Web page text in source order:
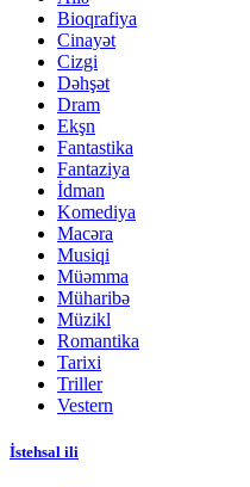
Bioqrafiya
Cinayət
Cizgi
Dəhşət
Dram
Ekşn
Fantastika
Fantaziya
İdman
Komediya
Macəra
Musiqi
Müəmma
Müharibə
Müzikl
Romantika
Tarixi
Triller
Vestern
İstehsal ili